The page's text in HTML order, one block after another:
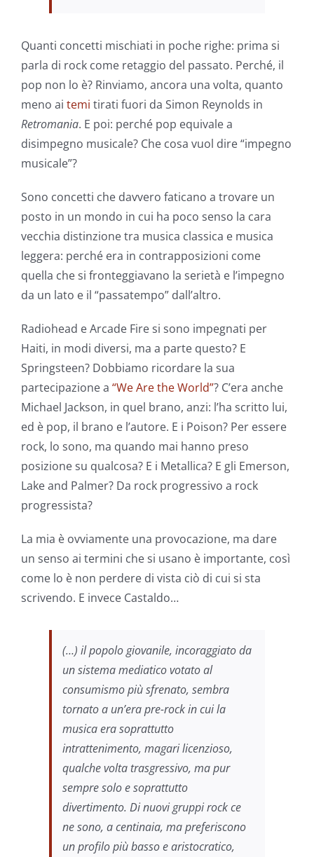
Quanti concetti mischiati in poche righe: prima si
parla di rock come retaggio del passato. Perché, il
pop non lo è? Rinviamo, ancora una volta, quanto
meno ai temi tirati fuori da Simon Reynolds in
Retromania. E poi: perché pop equivale a
disimpegno musicale? Che cosa vuol dire “impegno
musicale”?
Sono concetti che davvero faticano a trovare un
posto in un mondo in cui ha poco senso la cara
vecchia distinzione tra musica classica e musica
leggera: perché era in contrapposizioni come
quella che si fronteggiavano la serietà e l’impegno
da un lato e il “passatempo” dall’altro.
Radiohead e Arcade Fire si sono impegnati per
Haiti, in modi diversi, ma a parte questo? E
Springsteen? Dobbiamo ricordare la sua
partecipazione a “We Are the World”? C’era anche
Michael Jackson, in quel brano, anzi: l’ha scritto lui,
ed è pop, il brano e l’autore. E i Poison? Per essere
rock, lo sono, ma quando mai hanno preso
posizione su qualcosa? E i Metallica? E gli Emerson,
Lake and Palmer? Da rock progressivo a rock
progressista?
La mia è ovviamente una provocazione, ma dare
un senso ai termini che si usano è importante, così
come lo è non perdere di vista ciò di cui si sta
scrivendo. E invece Castaldo…
(…) il popolo giovanile, incoraggiato da
un sistema mediatico votato al
consumismo più sfrenato, sembra
tornato a un’era pre-rock in cui la
musica era soprattutto
intrattenimento, magari licenzioso,
qualche volta trasgressivo, ma pur
sempre solo e soprattutto
divertimento. Di nuovi gruppi rock ce
ne sono, a centinaia, ma preferiscono
un profilo più basso e aristocratico,